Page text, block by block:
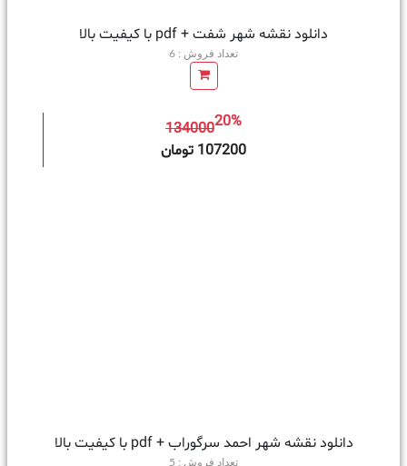
دانلود نقشه شهر شفت + pdf با کیفیت بالا
تعداد فروش : 6
13400020%
107200 تومان
دانلود نقشه شهر احمد سرگوراب + pdf با کیفیت بالا
تعداد فروش : 5